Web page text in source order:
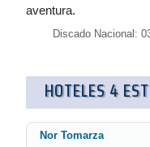
aventura.
Discado Nacional:
HOTELES 4
Nor Tomarza